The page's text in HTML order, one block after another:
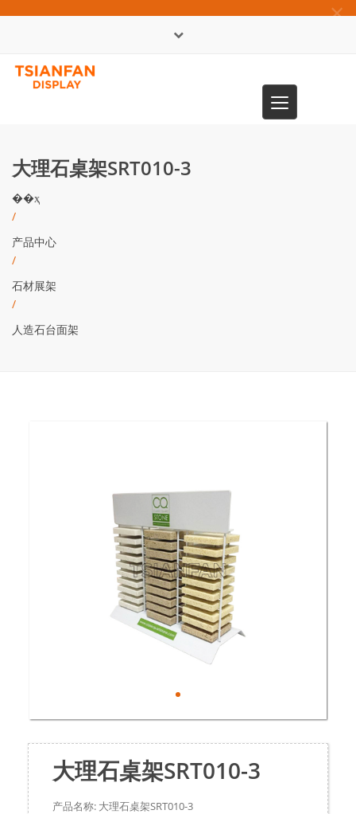
×
Toggle
navigation
大理石桌架SRT010-3
��ҳ
/
产品中心
/
石材展架
/
人造石台面架
大理石桌架SRT010-3
产品名称: 大理石桌架SRT010-3